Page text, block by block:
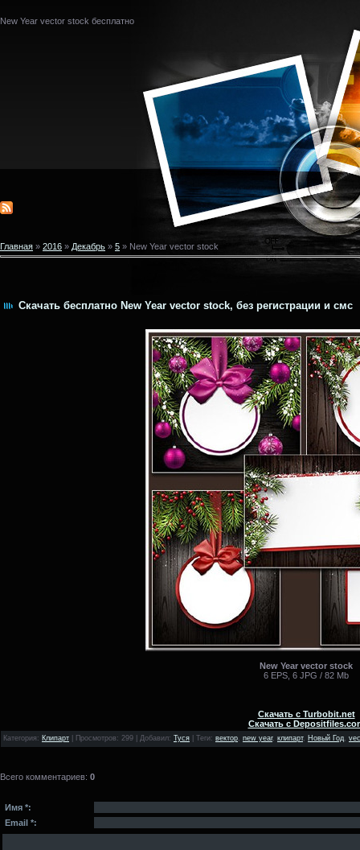
New Year vector stock бесплатно
Главная » 2016 » Декабрь » 5 » New Year vector stock
Скачать бесплатно New Year vector stock, без регистрации и смс
New Year vector stock
6 EPS, 6 JPG / 82 Mb
Скачать с Turbobit.net
Скачать с
Категория : Клипарт Просмотров: 299 | Добавил: Туся Теги: вектор, new year, клипарт, Новый Год,
Всего комментариев: 0
Имя *:
Email *: